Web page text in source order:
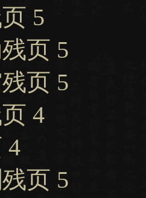
5
页 5
页 5
4
4
页 5